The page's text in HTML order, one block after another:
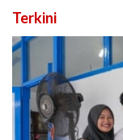
Terkini